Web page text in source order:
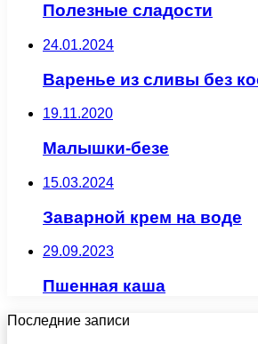
Полезные сладости
24.01.2024
Варенье из сливы без
19.11.2020
Малышки-безе
15.03.2024
Заварной крем на воде
29.09.2023
Пшенная каша
Последние записи